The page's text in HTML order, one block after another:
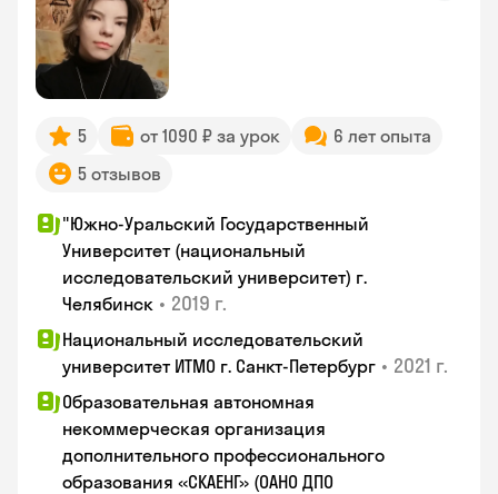
5 от 1090 ₽ за урок
6 лет опыта
5 отзывов
"Южно-Уральский Государственный
Университет (национальный
исследовательский университет) г.
Челябинск • 2019 г.
Национальный исследовательский
университет ИТМО г. Санкт-Петербург • 2021 г.
Образовательная автономная
некоммерческая организация
дополнительного профессионального
образования «СКАЕНГ» (ОАНО ДПО